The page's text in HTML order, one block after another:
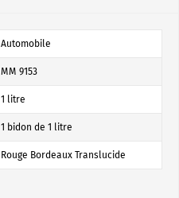
Automobile
MM 9153
1 litre
1 bidon de 1 litre
Rouge Bordeaux Translucide